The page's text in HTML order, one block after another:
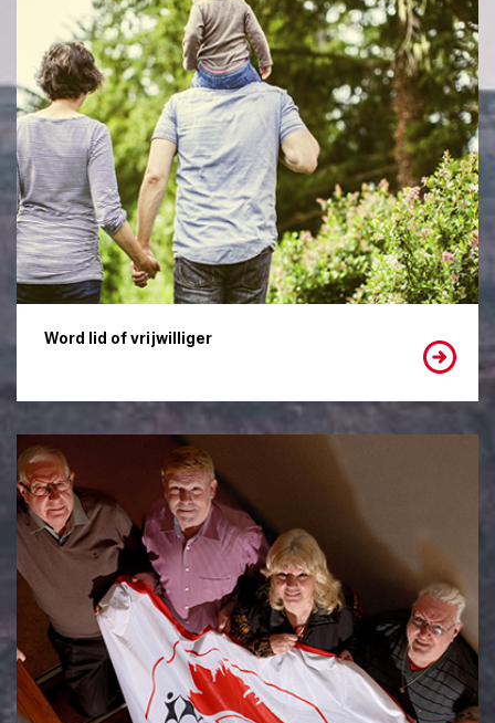
Word lid of vrijwilliger